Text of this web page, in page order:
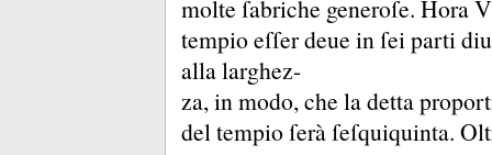
molte ſabriche generoſe. Hora
tempio eſſer deue in ſei parti
alla larghez-
za, in modo, che la detta
del tempio ſerà ſeſquiquinta.